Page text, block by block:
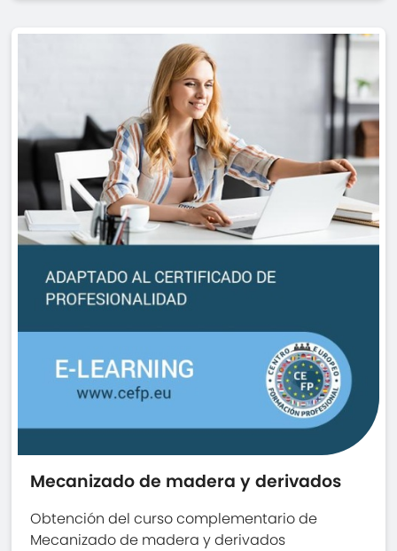
Mecanizado de madera y derivados
Obtención del curso complementario de
Mecanizado de madera y derivados